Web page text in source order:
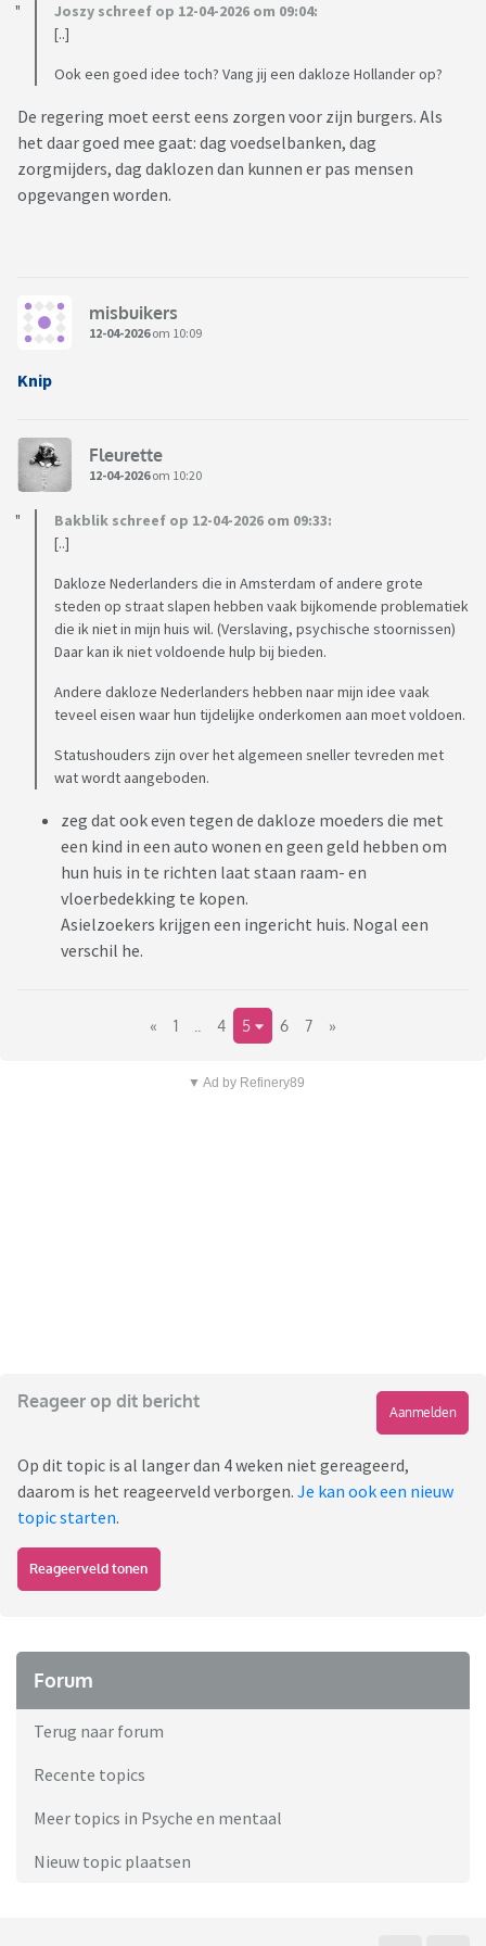
Joszy schreef op 12-04-2026 om 09:04:
[..]
Ook een goed idee toch? Vang jij een dakloze Hollander op?
De regering moet eerst eens zorgen voor zijn burgers. Als
het daar goed mee gaat: dag voedselbanken, dag
zorgmijders, dag daklozen dan kunnen er pas mensen
opgevangen worden.
misbuikers
12-04-2026om 10:09
Knip
Fleurette
12-04-2026om 10:20
Bakblik schreef op 12-04-2026 om 09:33:
[..]
Dakloze Nederlanders die in Amsterdam of andere grote
steden op straat slapen hebben vaak bijkomende problematiek
die ik niet in mijn huis wil. (Verslaving, psychische stoornissen)
Daar kan ik niet voldoende hulp bij bieden.
Andere dakloze Nederlanders hebben naar mijn idee vaak
teveel eisen waar hun tijdelijke onderkomen aan moet voldoen.
Statushouders zijn over het algemeen sneller tevreden met
wat wordt aangeboden.
zeg dat ook even tegen de dakloze moeders die met
een kind in een auto wonen en geen geld hebben om
hun huis in te richten laat staan raam- en
vloerbedekking te kopen.
Asielzoekers krijgen een ingericht huis. Nogal een
verschil he.
« 1 4 5 6 7 »
▼ Ad by Refinery89
Reageer op dit bericht
Aanmelden
Op dit topic is al langer dan 4 weken niet gereageerd,
daarom is het reageerveld verborgen. Je kan ook een nieuw
topic starten.
Reageerveld tonen
Forum
Terug naar forum
Recente topics
Meer topics in Psyche en mentaal
Nieuw topic plaatsen